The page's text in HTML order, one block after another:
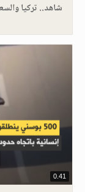
شاهد.. تركيا
0.41